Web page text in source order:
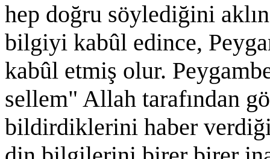
hep doğru söylediğini
bilgiyi kabûl edince,
kabûl etmiş olur.
sellem" Allah tarafından
bildirdiklerini haber